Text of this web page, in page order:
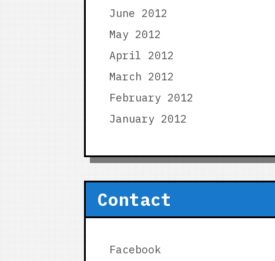
June 2012
May 2012
April 2012
March 2012
February 2012
January 2012
Contact
Facebook